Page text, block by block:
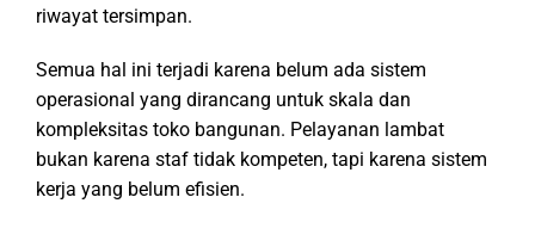
riwayat tersimpan.
Semua hal ini terjadi karena belum ada sistem
operasional yang dirancang untuk skala dan
kompleksitas toko bangunan. Pelayanan lambat
bukan karena staf tidak kompeten, tapi karena sistem
kerja yang belum efisien.